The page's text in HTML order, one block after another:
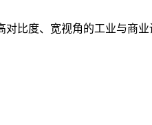
比度、宽视角的工业与商